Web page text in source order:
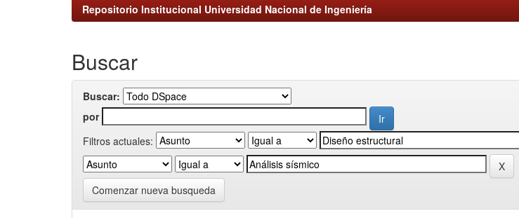
Repositorio Institucional Universidad Nacional de Ingeniería
Buscar
Buscar:
por
Filtros actuales:
Comenzar nueva busqueda